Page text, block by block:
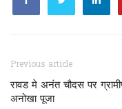
Previous article
रावड मे अनंत चौदस पर
अनोखा पूजा